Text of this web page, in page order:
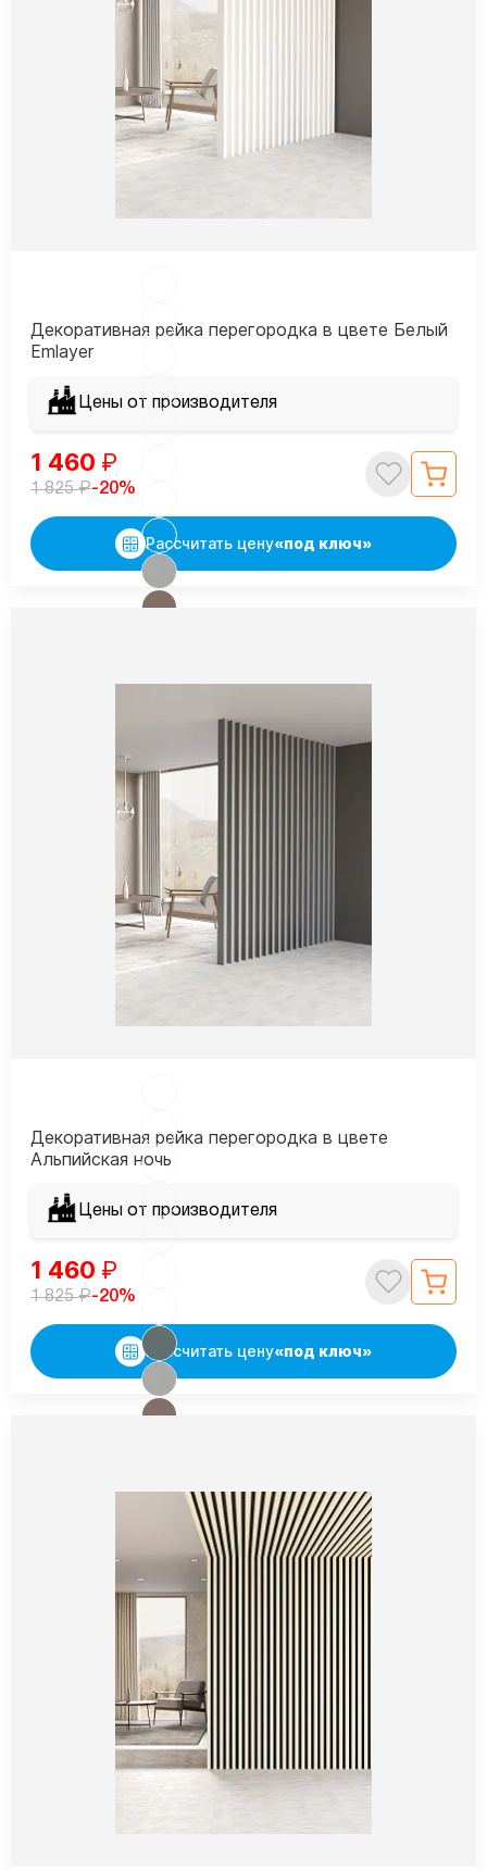
Декоративная рейка перегородка в цвете Белый
Emlayer
Цены от производителя
1 460 ₽
1 825₽-20%
Рассчитать цену«под ключ»
Декоративная рейка перегородка в цвете
Альпийская ночь
Цены от производителя
1 460 ₽
1 825₽-20%
Рассчитать цену«под ключ»